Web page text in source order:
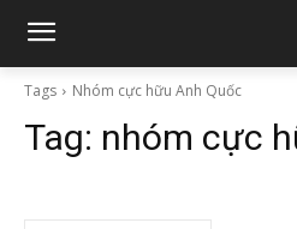
Tags Nhóm cực hữu Anh Quốc
Tag: nhóm cực